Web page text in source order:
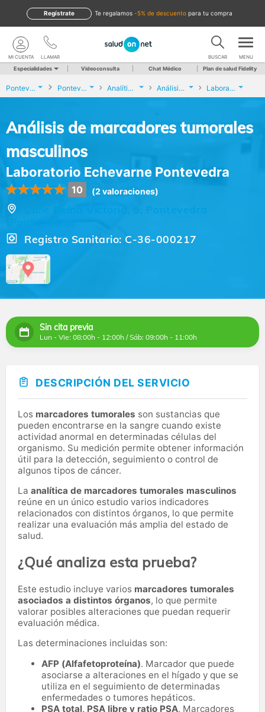
te regalamos -5% de descuento para tu compra
Regístrate
LLAMAR
MI CUENTA BUSCAR MENU
Especialidades Videoconsulta Chat Médico Plan de salud Fidelity
Pontevedra Pontevedra Analíticas y Genética Análisis de marcadores tumorales masculinos Laboratorio Echevarne Pontevedra
Análisis de marcadores tumorales
masculinos
Laboratorio Echevarne Pontevedra
10 (2 valoraciones)
Calle Reina Victoria, 5, Pontevedra
Registro Sanitario: C-36-000217
Sin cita previa
Lun - Vie: 08:00h - 12:00h / Sáb: 09:00h - 11:00h
DESCRIPCIÓN DEL SERVICIO
Los marcadores tumorales son sustancias que
pueden encontrarse en la sangre cuando existe
actividad anormal en determinadas células del
organismo. Su medición permite obtener información
útil para la detección, seguimiento o control de
algunos tipos de cáncer.
La analítica de marcadores tumorales masculinos
reúne en un único estudio varios indicadores
relacionados con distintos órganos, lo que permite
realizar una evaluación más amplia del estado de
salud.
¿Qué analiza esta prueba?
Este estudio incluye varios marcadores tumorales
asociados a distintos órganos, lo que permite
valorar posibles alteraciones que puedan requerir
evaluación médica.
Las determinaciones incluidas son:
AFP (Alfafetoproteína). Marcador que puede
asociarse a alteraciones en el hígado y que se
utiliza en el seguimiento de determinadas
enfermedades o tumores hepáticos.
PSA total, PSA libre y ratio PSA. Marcadores